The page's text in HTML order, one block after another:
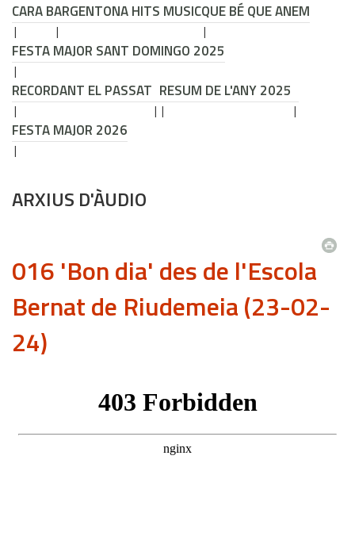
CARA BARGENTONA HITS MUSICQUE BÉ QUE ANEM
FESTA MAJOR SANT DOMINGO 2025
RECORDANT EL PASSAT RESUM DE L'ANY 2025
FESTA MAJOR 2026
ARXIUS D'ÀUDIO
016 'Bon dia' des de l'Escola
Bernat de Riudemeia (23-02-
24)